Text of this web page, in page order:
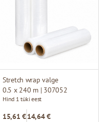
Stretch wrap valge
0.5 x 240 m | 307052
Hind 1 tüki eest
15,61 €14,64 €